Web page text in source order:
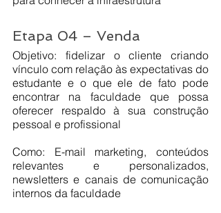
Etapa 04 – Venda
Objetivo: fidelizar o cliente criando
vínculo com relação às expectativas do
estudante e o que ele de fato pode
encontrar na faculdade que possa
oferecer respaldo à sua construção
pessoal e profissional
Como: E-mail marketing, conteúdos
relevantes e personalizados,
newsletters e canais de comunicação
internos da faculdade